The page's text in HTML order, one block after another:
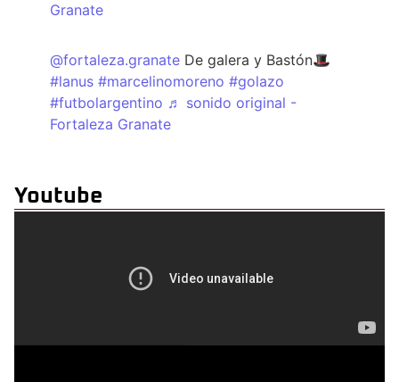
Granate
@fortaleza.granate De galera y Bastón🎩
#lanus #marcelinomoreno #golazo
#futbolargentino ♬ sonido original -
Fortaleza Granate
Youtube